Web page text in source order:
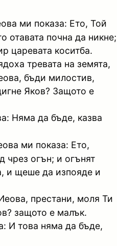
ми показа: Ето, Той
отавата почна да никне;
царевата коситба.
тревата на земята,
бъди милостив,
Яков? Защото е
Няма да бъде, казва
ми показа: Ето,
чрез огън; и огънят
и щеше да изпояде и
престани, моля Ти
защото е малък.
И това няма да бъде,